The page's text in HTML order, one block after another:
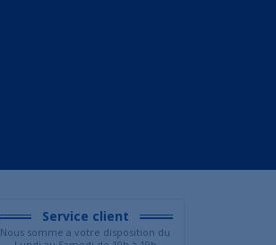
Service client
Nous somme a votre disposition du